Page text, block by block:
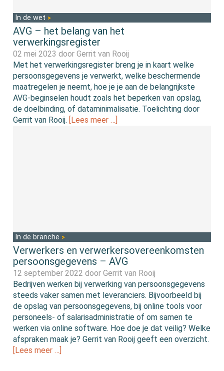
In de wet
AVG – het belang van het
verwerkingsregister
02 mei 2023 doorGerrit van Rooij
Met het verwerkingsregister breng je in kaart welke
persoonsgegevens je verwerkt, welke beschermende
maatregelen je neemt, hoe je je aan de belangrijkste
AVG-beginselen houdt zoals het beperken van opslag,
de doelbinding, of dataminimalisatie. Toelichting door
Gerrit van Rooij. [Lees meer …]
In de branche
Verwerkers en verwerkersovereenkomsten
persoonsgegevens – AVG
12 september 2022 doorGerrit van Rooij
Bedrijven werken bij verwerking van persoonsgegevens
steeds vaker samen met leveranciers. Bijvoorbeeld bij
de opslag van persoonsgegevens, bij online tools voor
personeels- of salarisadministratie of om samen te
werken via online software. Hoe doe je dat veilig? Welke
afspraken maak je? Gerrit van Rooij geeft een overzicht.
[Lees meer …]